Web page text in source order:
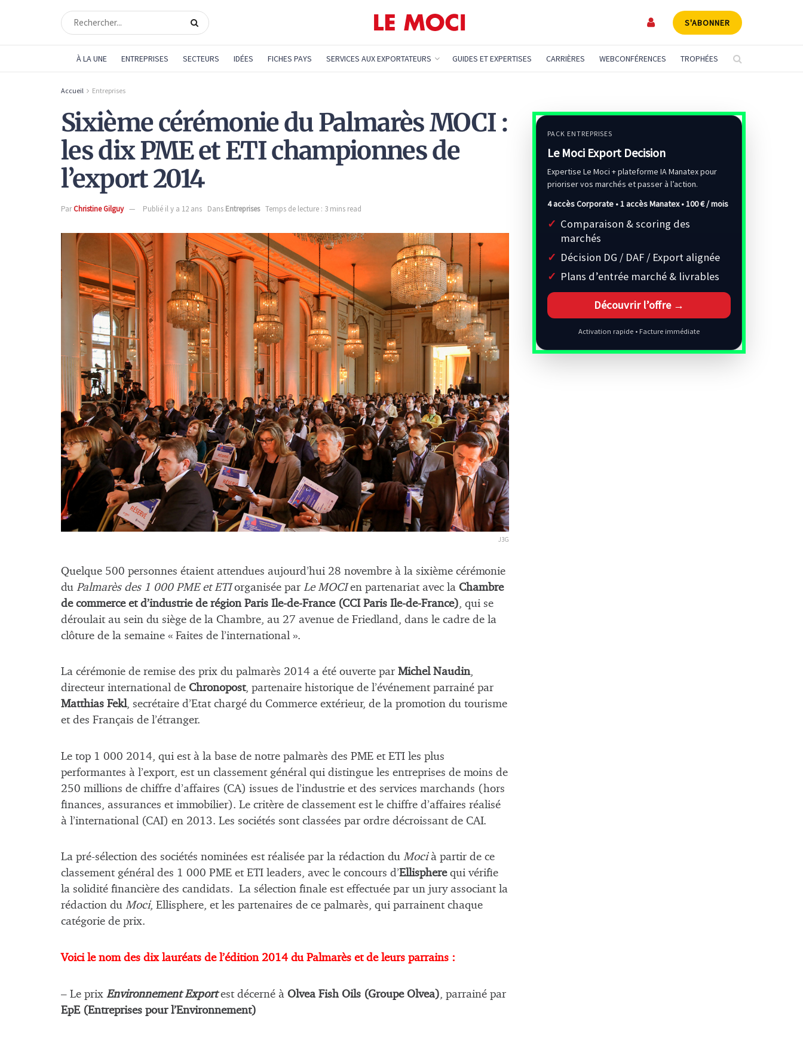
S'ABONNER
À LA UNE ENTREPRISES SECTEURS IDÉES FICHES PAYS SERVICES AUX EXPORTATEURS GUIDES ET EXPERTISES CARRIÈRES WEBCONFÉRENCES TROPHÉES
Accueil Entreprises
Sixième cérémonie du Palmarès MOCI :
les dix PME et ETI championnes de
l’export 2014
ParChristine Gilguy Publié il y a 12 ans Dans Entreprises Temps de lecture : 3 mins read
J3G
Quelque 500 personnes étaient attendues aujourd’hui 28 novembre à la sixième cérémonie
du Palmarès des 1 000 PME et ETIorganisée par Le MOCIen partenariat avec la Chambre
de commerce et d’industrie de région Paris Ile-de-France (CCI Paris Ile-de-France) , qui se
déroulait au sein du siège de la Chambre, au 27 avenue de Friedland, dans le cadre de la
clôture de la semaine « Faites de l’international ».
La cérémonie de remise des prix du palmarès 2014 a été ouverte par Michel Naudin,
directeur international de Chronopost, partenaire historique de l’événement parrainé par
Matthias Fekl, secrétaire d’Etat chargé du Commerce extérieur, de la promotion du tourisme
et des Français de l’étranger.
Le top 1 000 2014, qui est à la base de notre palmarès des PME et ETI les plus
performantes à l’export, est un classement général qui distingue les entreprises de moins de
250 millions de chiffre d’affaires (CA) issues de l’industrie et des services marchands (hors
finances, assurances et immobilier). Le critère de classement est le chiffre d’affaires réalisé
à l’international (CAI) en 2013. Les sociétés sont classées par ordre décroissant de CAI.
La pré-sélection des sociétés nominées est réalisée par la rédaction du Mocià partir de ce
classement général des 1 000 PME et ETI leaders, avec le concours d’Ellispherequi vérifie
la solidité financière des candidats. La sélection finale est effectuée par un jury associant la
rédaction du Moci, Ellisphere, et les partenaires de ce palmarès, qui parrainent chaque
catégorie de prix.
Voici le nom des dix lauréats de l’édition 2014 du Palmarès et de leurs parrains :
– Le prix Environnement Exportest décerné à Olvea Fish Oils (Groupe Olvea) , parrainé par
EpE (Entreprises pour l’Environnement)
PACK ENTREPRISES
Le Moci Export Decision
Expertise Le Moci + plateforme IA Manatex pour
prioriser vos marchés et passer à l’action.
4 accès Corporate • 1 accès Manatex •100 € / mois
Comparaison & scoring des
marchés
Décision DG / DAF / Export alignée
Plans d’entrée marché & livrables
Découvrir l’offre →
Activation rapide • Facture immédiate